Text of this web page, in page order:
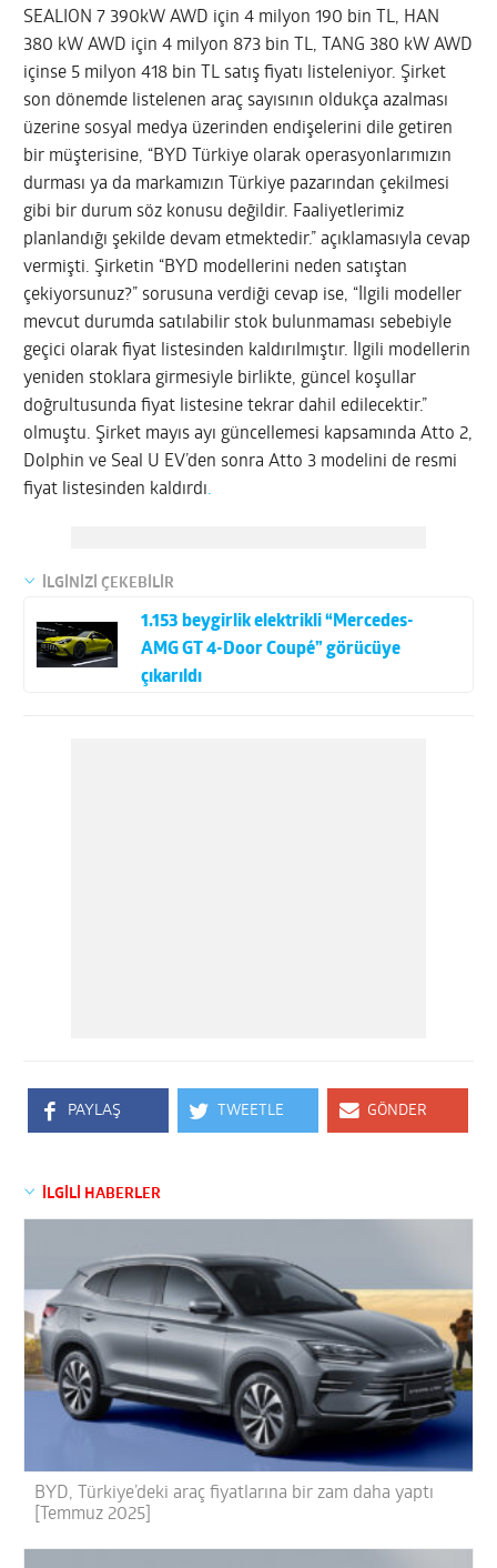
SEALION 7 390kW AWD için 4 milyon 190 bin TL, HAN
380 kW AWD için 4 milyon 873 bin TL, TANG 380 kW AWD
içinse 5 milyon 418 bin TL satış fiyatı listeleniyor. Şirket
son dönemde listelenen araç sayısının oldukça azalması
üzerine sosyal medya üzerinden endişelerini dile getiren
bir müşterisine, “BYD Türkiye olarak operasyonlarımızın
durması ya da markamızın Türkiye pazarından çekilmesi
gibi bir durum söz konusu değildir. Faaliyetlerimiz
planlandığı şekilde devam etmektedir.” açıklamasıyla cevap
vermişti. Şirketin “BYD modellerini neden satıştan
çekiyorsunuz?” sorusuna verdiği cevap ise, “İlgili modeller
mevcut durumda satılabilir stok bulunmaması sebebiyle
geçici olarak fiyat listesinden kaldırılmıştır. İlgili modellerin
yeniden stoklara girmesiyle birlikte, güncel koşullar
doğrultusunda fiyat listesine tekrar dahil edilecektir.”
olmuştu. Şirket mayıs ayı güncellemesi kapsamında Atto 2,
Dolphin ve Seal U EV’den sonra Atto 3 modelini de resmi
fiyat listesinden kaldırdı.
İLGİNİZİ ÇEKEBİLİR
1.153 beygirlik elektrikli “Mercedes-
AMG GT 4-Door Coupé” görücüye
çıkarıldı
PAYLAŞ TWEETLE GÖNDER
İLGİLİ HABERLER
BYD, Türkiye’deki araç fiyatlarına bir zam daha yaptı
[Temmuz 2025]